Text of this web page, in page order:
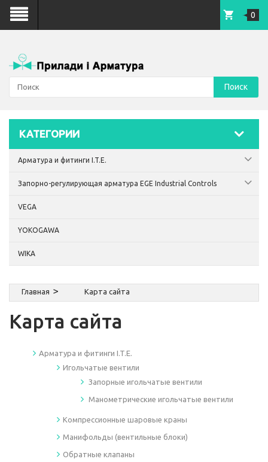
Поиск
0
КАТЕГОРИИ
Арматура и фитинги I.T.E.
Запорно-регулирующая арматура EGE Industrial Controls
VEGA
YOKOGAWA
WIKA
Главная Карта сайта
Карта сайта
Арматура и фитинги I.T.E.
Игольчатые вентили
Запорные игольчатые вентили
Манометрические игольчатые вентили
Компрессионные шаровые краны
Манифольды (вентильные блоки)
Обратные клапаны